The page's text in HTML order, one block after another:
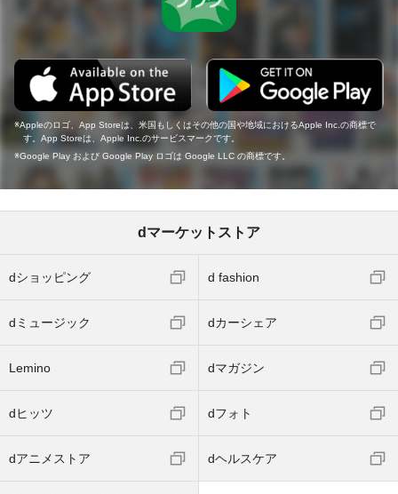
Appleのロゴ、App Storeは、米国もしくはその他の国や地域におけるApple Inc.の商標で
す。App Storeは、Apple Inc.のサービスマークです。
Google Play および Google Play ロゴは Google LLC の商標です。
dマーケットストア
dショッピング d fashion
dミュージック dカーシェア
Lemino dマガジン
dヒッツ dフォト
dアニメストア dヘルスケア